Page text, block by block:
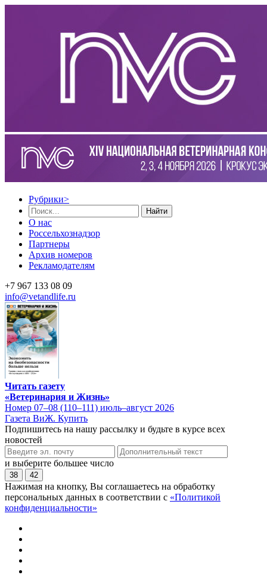
Рубрики>
Найти
О нас
Россельхознадзор
Партнеры
Архив номеров
Рекламодателям
+7 967 133 08 09
info@vetandlife.ru
Читать газету
«Ветеринария и Жизнь»
Номер 07–08 (110–111) июль–август 2026
Газета ВиЖ. Купить
Подпишитесь на нашу рассылку и будьте в курсе всех
новостей
и выберите большее число
38 42
Нажимая на кнопку, Вы соглашаетесь на обработку
персональных данных в соответствии с «Политикой
конфиденциальности»